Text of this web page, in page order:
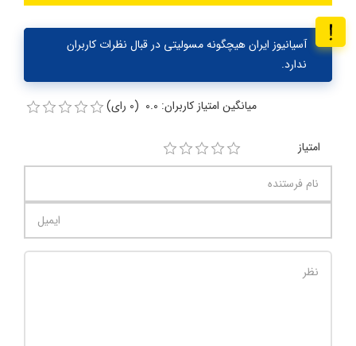
آسیانیوز ایران هیچگونه مسولیتی در قبال نظرات کاربران
ندارد.
میانگین امتیاز کاربران: 0.0 (0 رای)
امتیاز